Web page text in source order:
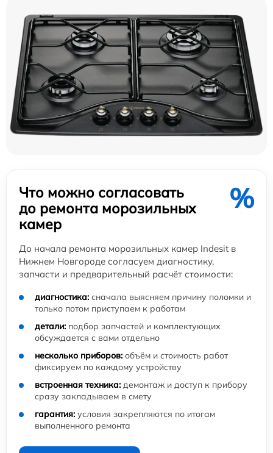
Что можно согласовать
до ремонта морозильных
камер
%
До начала ремонта морозильных камер Indesit в
Нижнем Новгороде согласуем диагностику,
запчасти и предварительный расчёт стоимости:
диагностика: сначала выясняем причину поломки и
только потом приступаем к работам
детали: подбор запчастей и комплектующих
обсуждается с вами отдельно
несколько приборов: объём и стоимость работ
фиксируем по каждому устройству
встроенная техника: демонтаж и доступ к прибору
сразу закладываем в смету
гарантия: условия закрепляются по итогам
выполненного ремонта